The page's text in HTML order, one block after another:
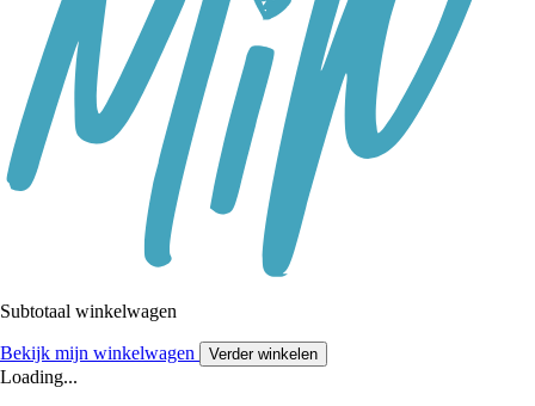
Subtotaal winkelwagen
Bekijk mijn winkelwagen Verder winkelen
Loading...